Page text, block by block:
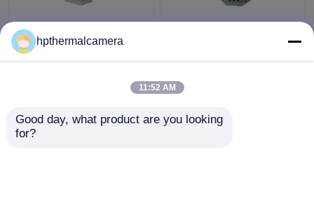
θερμικό σύστημα
παρακολούθησης IP66
50mK 10W CMOS για
Υπέρυθρες ακτίνες
μακροχρόνιας σειράς
εικόνων επιτήρησης
IR/EO εξαιρετικά
hpthermalcamera
11:52 AM
Good day, what product are you looking
for?